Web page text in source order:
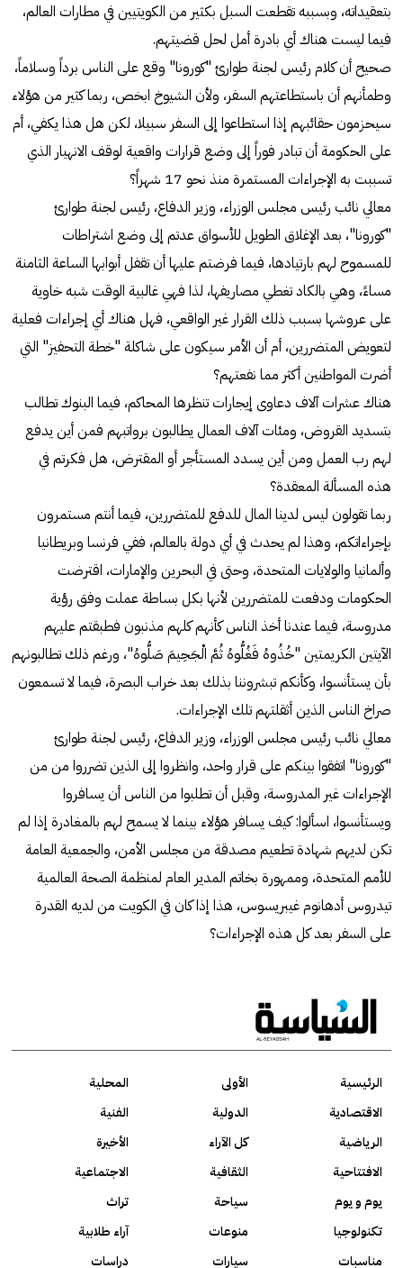
بتعقيداته، وبسببه تقطعت السبل بكثير من الكويتيين في مطارات العالم،
فيما ليست هناك أي بادرة أمل لحل قضيتهم.
صحيح أن كلام رئيس لجنة طوارئ "كورونا" وقع على الناس برداً وسلاماً،
وطمأنهم أن باستطاعتهم السفر، ولأن الشيوخ ابخص، ربما كثير من هؤلاء
سيحزمون حقائبهم إذا استطاعوا إلى السفر سبيلا، لكن هل هذا يكفي، أم
على الحكومة أن تبادر فوراً إلى وضع قرارات واقعية لوقف الانهيار الذي
تسببت به الإجراءات المستمرة منذ نحو 17 شهراً؟
معالي نائب رئيس مجلس الوزراء، وزير الدفاع، رئيس لجنة طوارئ
"كورونا"، بعد الإغلاق الطويل للأسواق عدتم إلى وضع اشتراطات
للمسموح لهم بارتيادها، فيما فرضتم عليها أن تقفل أبوابها الساعة الثامنة
مساءً، وهي بالكاد تغطي مصاريفها، لذا فهي غالبية الوقت شبه خاوية
على عروشها بسبب ذلك القرار غير الواقعي، فهل هناك أي إجراءات فعلية
لتعويض المتضررين، أم أن الأمر سيكون على شاكلة "خطة التحفيز" التي
أضرت المواطنين أكثر مما نفعتهم؟
هناك عشرات آلاف دعاوى إيجارات تنظرها المحاكم، فيما البنوك تطالب
بتسديد القروض، ومئات آلاف العمال يطالبون برواتبهم فمن أين يدفع
لهم رب العمل ومن أين يسدد المستأجر أو المقترض، هل فكرتم في
هذه المسألة المعقدة؟
ربما تقولون ليس لدينا المال للدفع للمتضررين، فيما أنتم مستمرون
بإجراءاتكم، وهذا لم يحدث في أي دولة بالعالم، ففي فرنسا وبريطانيا
وألمانيا والولايات المتحدة، وحتى في البحرين والإمارات، اقترضت
الحكومات ودفعت للمتضررين لأنها بكل بساطة عملت وفق رؤية
مدروسة، فيما عندنا أخذ الناس كأنهم كلهم مذنبون فطبقتم عليهم
الآيتين الكريمتين "خُذُوهُ فَغُلُّوهُ ثُمَّ الْجَحِيمَ صَلُّوهُ"، ورغم ذلك تطالبونهم
بأن يستأنسوا، وكأنكم تبشروننا بذلك بعد خراب البصرة، فيما لا تسمعون
صراخ الناس الذين أثقلتهم تلك الإجراءات.
معالي نائب رئيس مجلس الوزراء، وزير الدفاع، رئيس لجنة طوارئ
"كورونا" اتفقوا بينكم على قرار واحد، وانظروا إلى الذين تضرروا من من
الإجراءات غير المدروسة، وقبل أن تطلبوا من الناس أن يسافروا
ويستأنسوا، اسألوا: كيف يسافر هؤلاء بينما لا يسمح لهم بالمغادرة إذا لم
تكن لديهم شهادة تطعيم مصدقة من مجلس الأمن، والجمعية العامة
للأمم المتحدة، وممهورة بخاتم المدير العام لمنظمة الصحة العالمية
تيدروس أدهانوم غيبريسوس، هذا إذا كان في الكويت من لديه القدرة
على السفر بعد كل هذه الإجراءات؟
الرئيسية الأولى
المحلية
الاقتصادية
الدولية
الفنية
الرياضية
كل الآراء
الأخيرة
الافتتاحية
الثقافية
الاجتماعية
يوم و يوم
سياحة
تراث
تكنولوجيا
منوعات
آراء طلابية
مناسبات
سيارات دراسات